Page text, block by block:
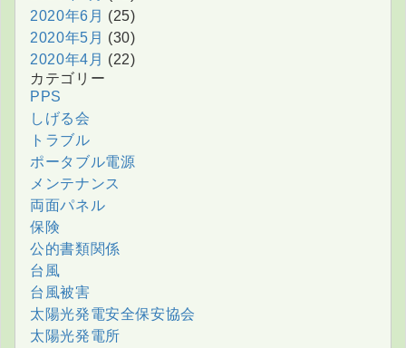
2020年6月 (25)
2020年5月 (30)
2020年4月 (22)
カテゴリー
PPS
しげる会
トラブル
ポータブル電源
メンテナンス
両面パネル
保険
公的書類関係
台風
台風被害
太陽光発電安全保安協会
太陽光発電所